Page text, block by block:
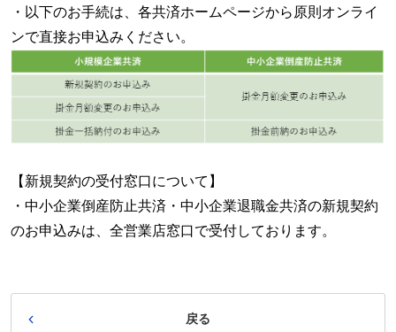
・以下のお手続は、各共済ホームページから原則オンライ
ンで直接お申込みください。
【新規契約の受付窓口について】
・中小企業倒産防止共済・中小企業退職金共済の新規契約
のお申込みは、全営業店窓口で受付しております。
戻る